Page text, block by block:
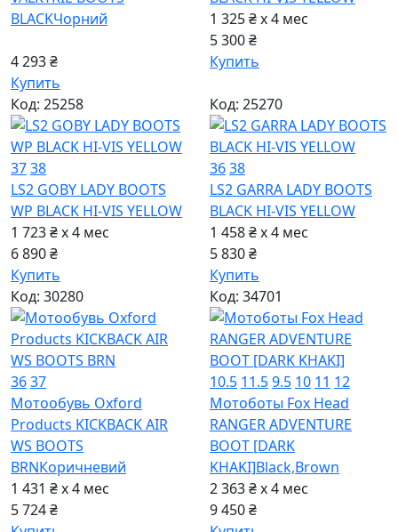
BLACKЧорний
4 293 ₴
Купить
1 325 ₴ x 4 мес
5 300 ₴
Купить
Код: 25258
3738
LS2 GOBY LADY BOOTS
WP BLACK HI-VIS YELLOW
1 723 ₴ x 4 мес
6 890 ₴
Купить
Код: 25270
3638
LS2 GARRA LADY BOOTS
BLACK HI-VIS YELLOW
1 458 ₴ x 4 мес
5 830 ₴
Купить
Код: 30280
3637
Мотообувь Oxford
Products KICKBACK AIR
WS BOOTS
BRNКоричневий
1 431 ₴ x 4 мес
5 724 ₴
Код: 34701
10.5 11.59.5 10 11 12
Мотоботы Fox Head
RANGER ADVENTURE
BOOT [DARK
KHAKI]Black,Brown
2 363 ₴ x 4 мес
9 450 ₴